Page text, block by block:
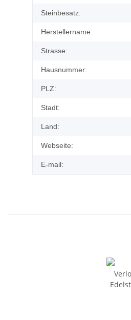
Steinbesatz:
Herstellername:
Strasse:
Hausnummer:
PLZ:
Stadt:
Land:
Webseite:
E-mail: